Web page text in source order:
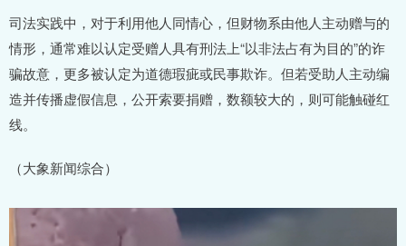
司法实践中，对于利用他人同情心，但财物系由他人主动赠与的
情形，通常难以认定受赠人具有刑法上“以非法占有为目的”的诈
骗故意，更多被认定为道德瑕疵或民事欺诈。但若受助人主动编
造并传播虚假信息，公开索要捐赠，数额较大的，则可能触碰红
线。
（大象新闻综合）